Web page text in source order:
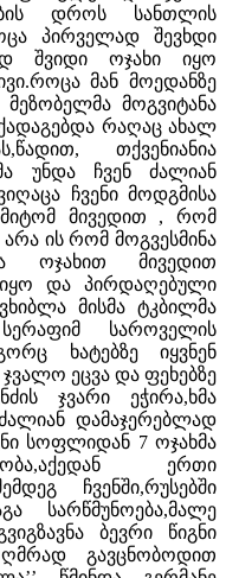
დროს სანთლის
პირველად შევხდი
შვიდი ოჯახი იყო
მან მოედანზე
მეზობელმა მოგვიტანა
რაღაც ახალ
თქვენიანია
უნდა ჩვენ ძალიან
ჩვენი მოდგმისა
მივედით , რომ
არა ის რომ მოგვესმინა
ოჯახით მივედით
და პირდაღებული
მისმა ტკბილმა
საროველის
ხატებზე იყვნენ
ეცვა და ფეხებზე
ჯვარი ეჭირა,ხმა
დამაჯერებლად
სოფლიდან 7 ოჯახმა
ერთი
ჩვენში,რუსებში
სარწმუნოება,მალე
ბევრი წიგნი
გავცნობოდით